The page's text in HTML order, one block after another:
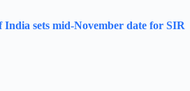
India sets mid-November date for SIR